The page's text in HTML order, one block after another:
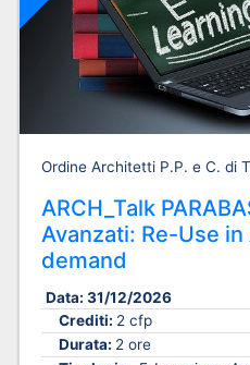
Ordine Architetti P.P. e C. di
ARCH_Talk
Avanzati: Re-Use
demand
Data: 31/12/2026
Crediti: 2 cfp
Durata: 2 ore